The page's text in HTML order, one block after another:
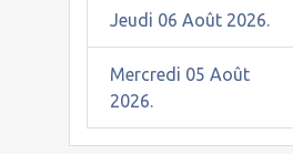
Jeudi 06 Août 2026.
Mercredi 05 Août
2026.